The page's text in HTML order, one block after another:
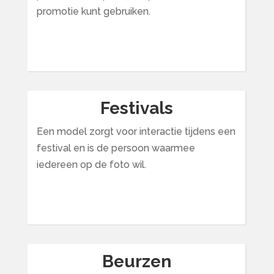
promotie kunt gebruiken.
Festivals
Een model zorgt voor interactie tijdens een
festival en is de persoon waarmee
iedereen op de foto wil.
Beurzen